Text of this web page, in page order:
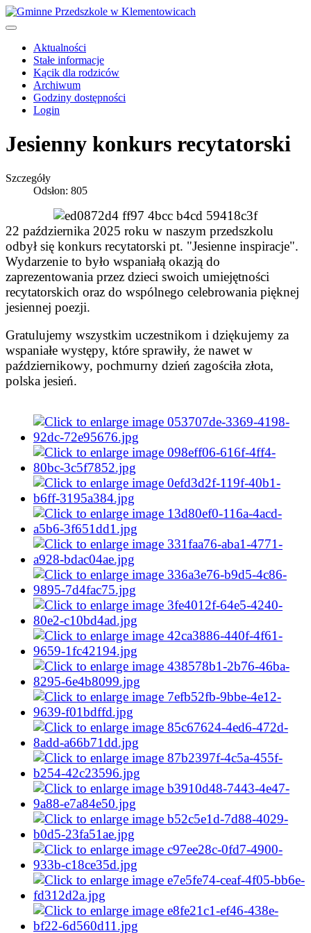
Aktualności
Stałe informacje
Kącik dla rodziców
Archiwum
Godziny dostępności
Login
Jesienny konkurs recytatorski
Szczegóły
Odsłon: 805
22 października 2025 roku w naszym przedszkolu
odbył się konkurs recytatorski pt. "Jesienne inspiracje".
Wydarzenie to było wspaniałą okazją do
zaprezentowania przez dzieci swoich umiejętności
recytatorskich oraz do wspólnego celebrowania pięknej
jesiennej poezji.
Gratulujemy wszystkim uczestnikom i dziękujemy za
wspaniałe występy, które sprawiły, że nawet w
październikowy, pochmurny dzień zagościła złota,
polska jesień.